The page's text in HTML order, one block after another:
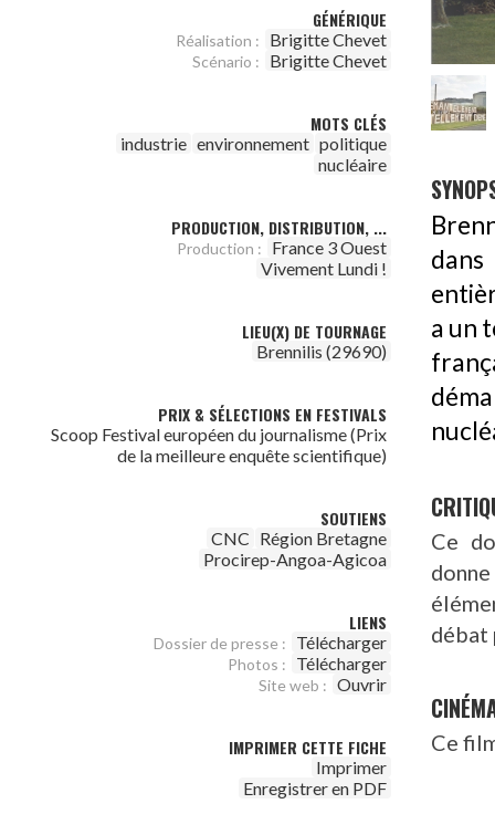
GÉNÉRIQUE
Réalisation : Brigitte Chevet
Scénario : Brigitte Chevet
MOTS CLÉS
industrie environnement politique
nucléaire
PRODUCTION, DISTRIBUTION, ...
Production :
France 3 Ouest
Vivement Lundi !
LIEU(X) DE TOURNAGE
Brennilis (29690)
PRIX & SÉLECTIONS EN FESTIVALS
Scoop Festival européen du journalisme (Prix
de la meilleure enquête scientifique)
SOUTIENS
CNC Région Bretagne
Procirep-Angoa-Agicoa
LIENS
Dossier de presse : Télécharger
Photos : Télécharger
Site web : Ouvrir
IMPRIMER CETTE FICHE
Imprimer
Enregistrer en PDF
a un
Ce
débat
Ce